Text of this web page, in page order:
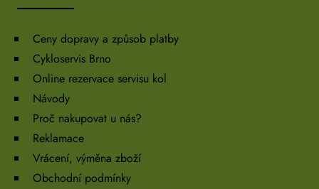
Ceny dopravy a způsob platby
Cykloservis Brno
Online rezervace servisu kol
Návody
Proč nakupovat u nás?
Reklamace
Vrácení, výměna zboží
Obchodní podmínky